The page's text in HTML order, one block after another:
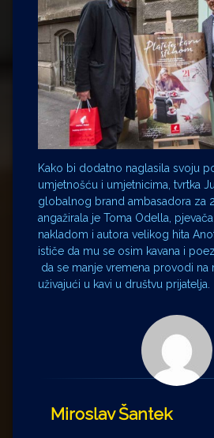
Kako bi dodatno naglasila svoju
umjetnošću i umjetnicima, tvrtka
globalnog brand ambasadora za
angažirala je Toma Odella,
nakladom i autora velikog hita
ističe da mu se osim kavana i
da se manje vremena provodi na
uživajući u kavi u društvu prijatelja.
Miroslav Šantek